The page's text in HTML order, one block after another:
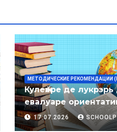
МЕТОДИЧЕСКИЕ РЕКОМЕНДАЦИИ
Кулеӂере де лукрэрь
евалуаре
лимба
пентру елевий
17.07.2026